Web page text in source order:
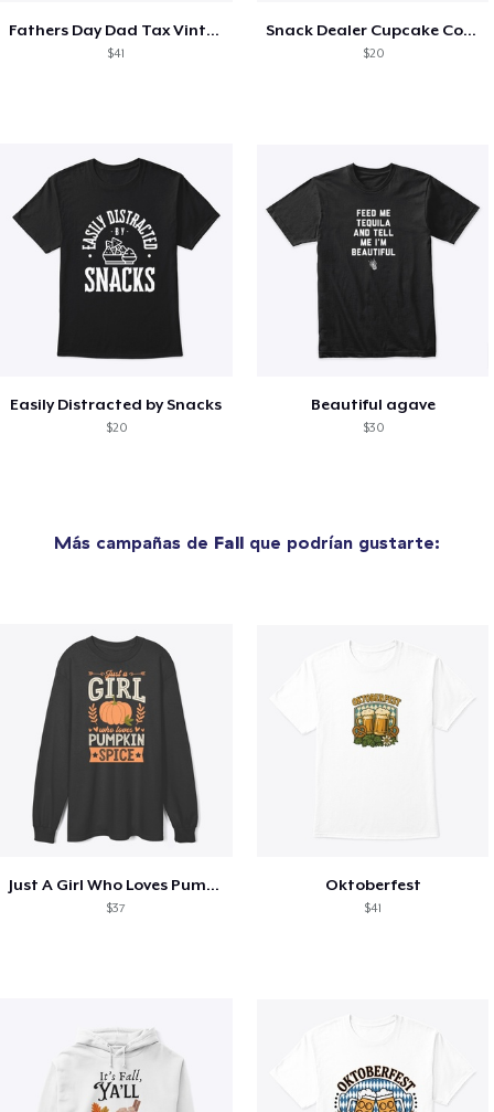
Fathers Day Dad Tax Vintage Papa T-Shirt
$41
Snack Dealer Cupcake Cookie and Milk
$20
Easily Distracted by Snacks
$20
Beautiful agave
$30
Más campañas de Fall que podrían gustarte:
Just A Girl Who Loves Pumpkin Spice
$37
Oktoberfest
$41